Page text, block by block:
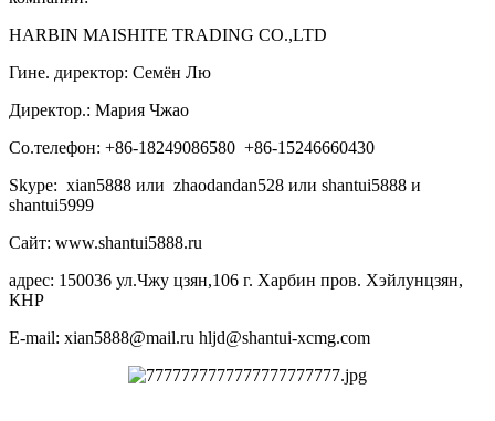
HARBIN MAISHITE TRADING CO.,LTD
Гине. директор: Семён Лю
Директор.: Мария Чжао
Со.телефон: +86-18249086580 +86-15246660430
Skype: xian5888 или zhaodandan528 или shantui5888 и
shantui5999
Сайт: www.shantui5888.ru
адрес: 150036 ул.Чжу цзян,106 г. Харбин пров. Хэйлунцзян,
КНР
E-mail: xian5888@mail.ru hljd@shantui-xcmg.com